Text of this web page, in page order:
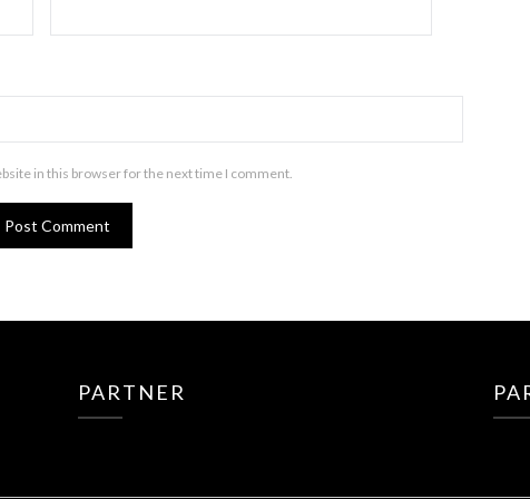
in this browser for the next time I comment.
PARTNER